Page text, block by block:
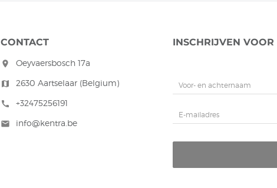
CONTACT
room Oeyvaersbosch 17a
map 2630 Aartselaar (Belgium)
call +32475256191
mail info@kentra.be
INSCHRIJVEN